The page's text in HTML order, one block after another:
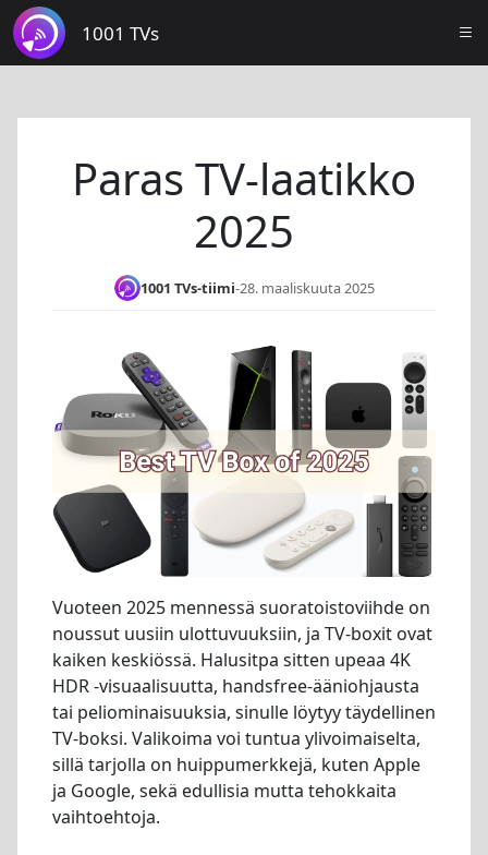
1001 TVs
Paras TV-laatikko
2025
1001 TVs-tiimi-28. maaliskuuta 2025
Vuoteen 2025 mennessä suoratoistoviihde on
noussut uusiin ulottuvuuksiin, ja TV-boxit ovat
kaiken keskiössä. Halusitpa sitten upeaa 4K
HDR -visuaalisuutta, handsfree-ääniohjausta
tai peliominaisuuksia, sinulle löytyy täydellinen
TV-boksi. Valikoima voi tuntua ylivoimaiselta,
sillä tarjolla on huippumerkkejä, kuten Apple
ja Google, sekä edullisia mutta tehokkaita
vaihtoehtoja.